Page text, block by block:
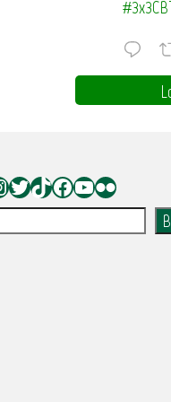
Twitter
TikTokFacebook
YouTube
Flickr